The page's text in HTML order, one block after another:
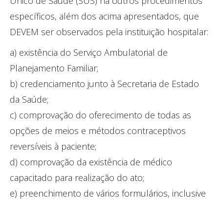
específicos, além dos acima apresentados, que
DEVEM ser observados pela instituição hospitalar:
a) existência do Serviço Ambulatorial de
Planejamento Familiar;
b) credenciamento junto à Secretaria de Estado
da Saúde;
c) comprovação do oferecimento de todas as
opções de meios e métodos contraceptivos
reversíveis à paciente;
d) comprovação da existência de médico
capacitado para realização do ato;
e) preenchimento de vários formulários, inclusive